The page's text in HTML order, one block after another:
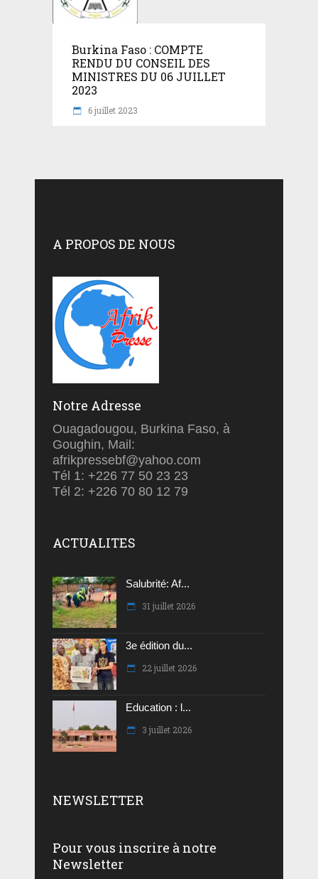
Burkina Faso : COMPTE
RENDU DU CONSEIL DES
MINISTRES DU 06 JUILLET
2023
6 juillet 2023
A PROPOS DE NOUS
Notre Adresse
Ouagadougou, Burkina Faso, à
Goughin, Mail:
afrikpressebf@yahoo.com
Tél 1: +226 77 50 23 23
Tél 2: +226 70 80 12 79
ACTUALITES
Salubrité: Af...
31 juillet 2026
3e édition du...
22 juillet 2026
Education : l...
3 juillet 2026
NEWSLETTER
Pour vous inscrire à notre
Newsletter